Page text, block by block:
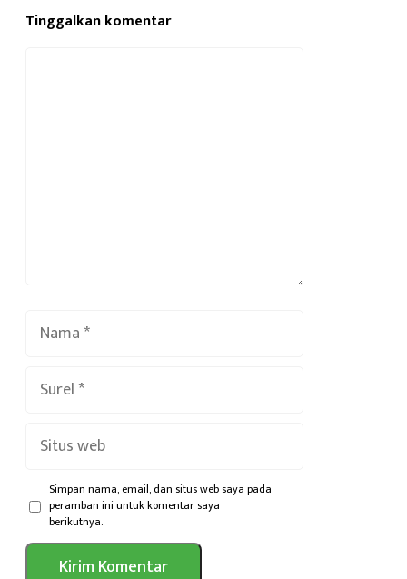
Tinggalkan komentar
web
Simpan nama, email, dan situs web saya pada
peramban ini untuk komentar saya
berikutnya.